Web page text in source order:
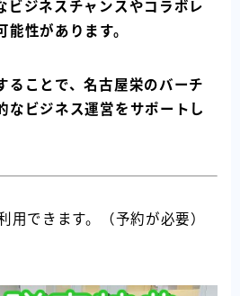
ビジネスチャンスやコラボレ
能性があります。
ることで、名古屋栄のバーチ
なビジネス運営をサポートし
用できます。（予約が必要）